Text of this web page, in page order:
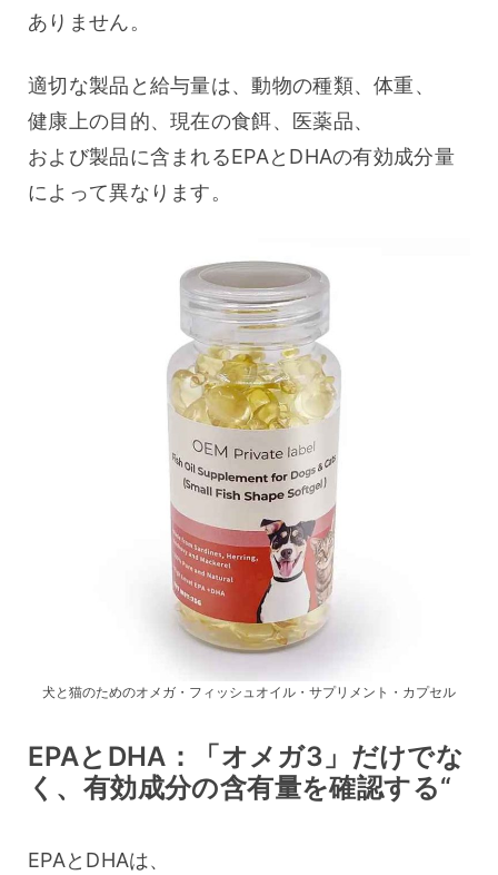
ありません。
適切な製品と給与量は、動物の種類、体重、
健康上の目的、現在の食餌、医薬品、
および製品に含まれるEPAとDHAの有効成分量
によって異なります。
犬と猫のためのオメガ・フィッシュオイル・サプリメント・カプセル
EPAとDHA：「オメガ3」だけでな
く、有効成分の含有量を確認する“
EPAとDHAは、